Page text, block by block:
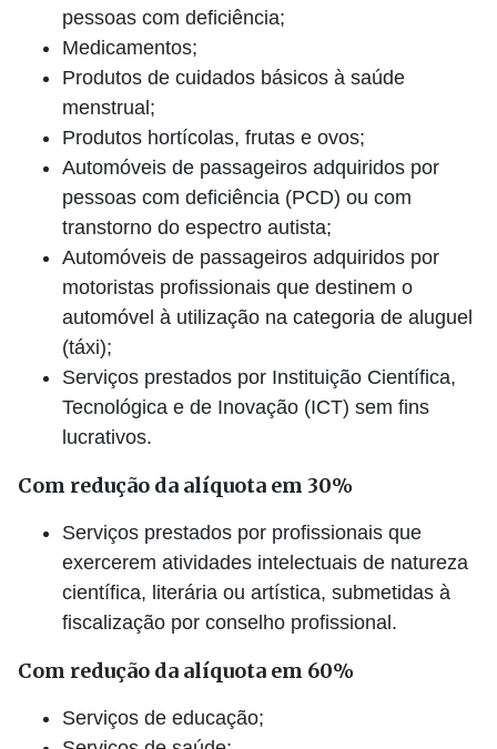
pessoas com deficiência;
Medicamentos;
Produtos de cuidados básicos à saúde
menstrual;
Produtos hortícolas, frutas e ovos;
Automóveis de passageiros adquiridos por
pessoas com deficiência (PCD) ou com
transtorno do espectro autista;
Automóveis de passageiros adquiridos por
motoristas profissionais que destinem o
automóvel à utilização na categoria de aluguel
(táxi);
Serviços prestados por Instituição Científica,
Tecnológica e de Inovação (ICT) sem fins
lucrativos.
Com redução da alíquota em 30%
Serviços prestados por profissionais que
exercerem atividades intelectuais de natureza
científica, literária ou artística, submetidas à
fiscalização por conselho profissional.
Com redução da alíquota em 60%
Serviços de educação;